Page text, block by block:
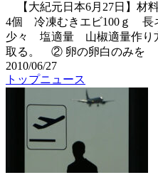
【大紀元日本6月27日】材
4個 冷凍むきエビ100ｇ
少々 塩適量 山椒適量作り
取る。 ② 卵の卵白のみを
2010/06/27
トップニュース